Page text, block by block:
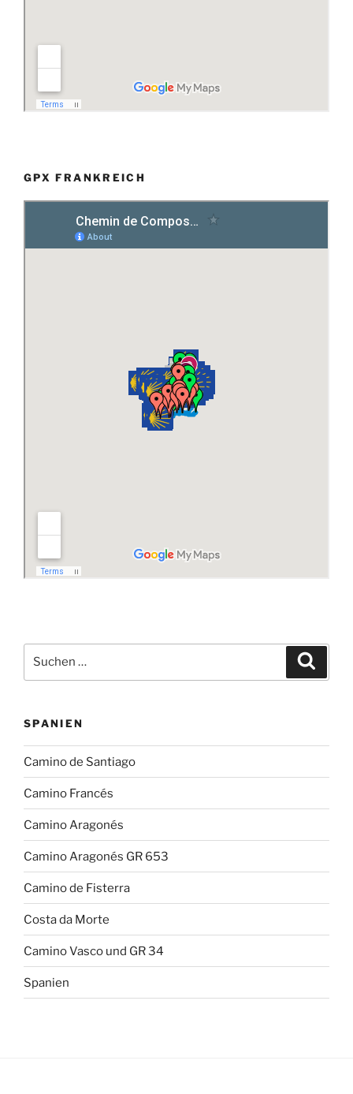
GPX FRANKREICH
nach:
SPANIEN
Camino de Santiago
Camino Francés
Camino Aragonés
Camino Aragonés GR 653
Camino de Fisterra
Costa da Morte
Camino Vasco und GR 34
Spanien